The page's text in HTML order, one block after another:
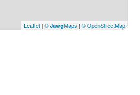
Leaflet | © JawgMaps | © OpenStreetMap